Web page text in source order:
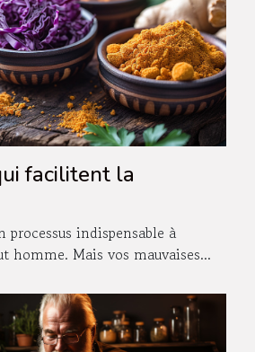
facilitent la
processus indispensable à
homme. Mais vos mauvaises...